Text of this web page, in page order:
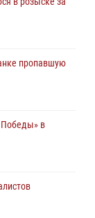
пропавшую
Победы» в